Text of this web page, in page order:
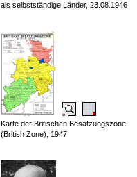
als selbstständige Länder, 23.08.1946
Karte der Britischen Besatzungszone
(British Zone), 1947